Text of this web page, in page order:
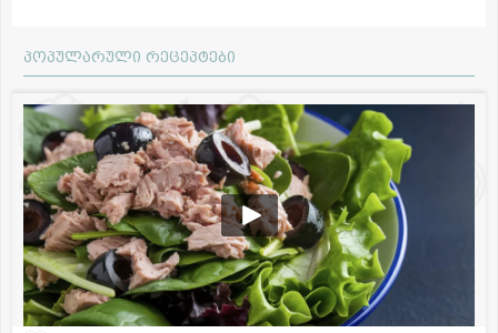
პოპულარული რეცეპტები